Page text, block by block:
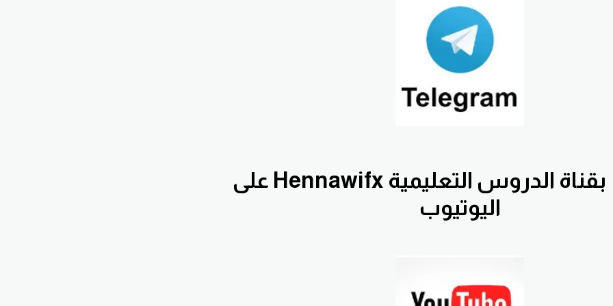
بقناة الدروس التعليمية Hennawifx على
اليوتيوب